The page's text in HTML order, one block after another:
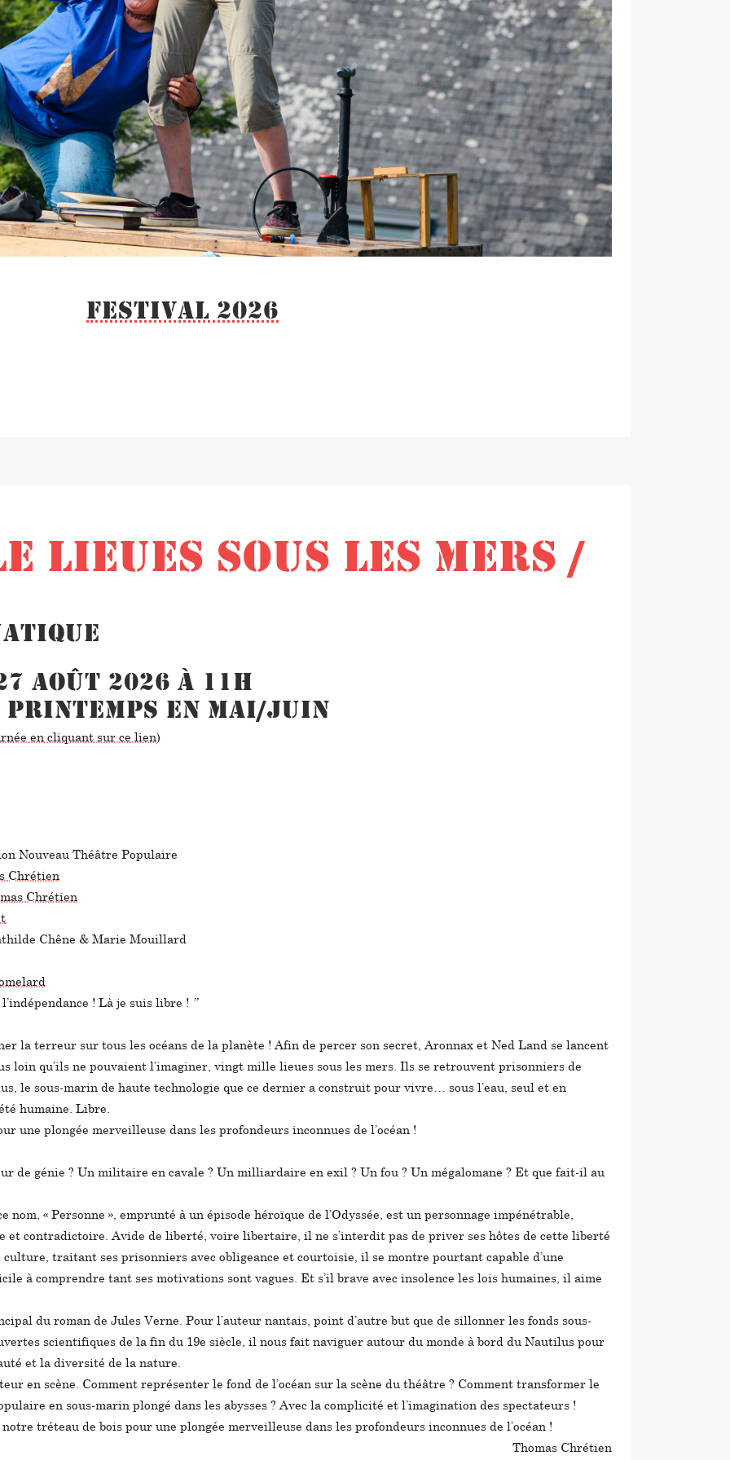
Festival 2026
LIEUES SOUS LES MERS /
août 2026 À 11h
en mai/juin
en cliquant sur ce lien)
Nouveau Théâtre Populaire
Chrétien
Chrétien
Chêne & Marie Mouillard
! Là je suis libre ! ”
la terreur sur tous les océans de la planète ! Afin de percer son secret, Aronnax et Ned Land se lancent
loin qu’ils ne pouvaient l’imaginer, vingt mille lieues sous les mers. Ils se retrouvent prisonniers de
le sous-marin de haute technologie que ce dernier a construit pour vivre… sous l’eau, seul et en
humaine. Libre.
une plongée merveilleuse dans les profondeurs inconnues de l’océan !
de génie ? Un militaire en cavale ? Un milliardaire en exil ? Un fou ? Un mégalomane ? Et que fait-il au
« Personne », emprunté à un épisode héroïque de l’Odyssée, est un personnage impénétrable,
et contradictoire. Avide de liberté, voire libertaire, il ne s’interdit pas de priver ses hôtes de cette liberté
traitant ses prisonniers avec obligeance et courtoisie, il se montre pourtant capable d’une
à comprendre tant ses motivations sont vagues. Et s’il brave avec insolence les lois humaines, il aime
du roman de Jules Verne. Pour l’auteur nantais, point d’autre but que de sillonner les fonds sous-
scientifiques de la fin du 19e siècle, il nous fait naviguer autour du monde à bord du Nautilus pour
et la diversité de la nature.
en scène. Comment représenter le fond de l’océan sur la scène du théâtre ? Comment transformer le
en sous-marin plongé dans les abysses ? Avec la complicité et l’imagination des spectateurs !
tréteau de bois pour une plongée merveilleuse dans les profondeurs inconnues de l’océan !
Thomas Chrétien